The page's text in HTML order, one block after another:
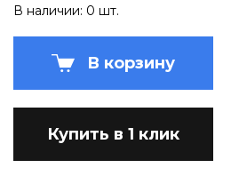
В наличии: 0 шт.
В корзину
Купить в 1 клик